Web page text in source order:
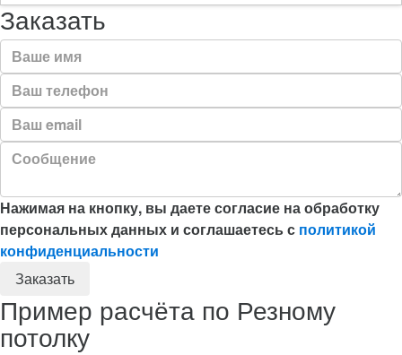
Заказать
Нажимая на кнопку, вы даете согласие на обработку
персональных данных и соглашаетесь с политикой
конфиденциальности
Пример расчёта по Резному
потолку